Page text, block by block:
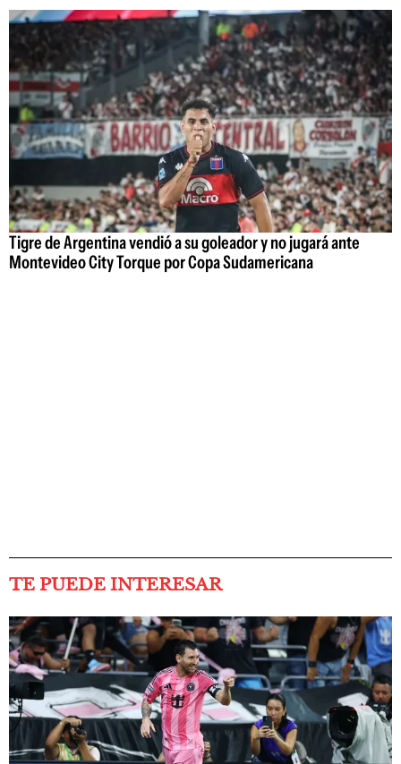
Tigre de Argentina vendió a su goleador y no jugará ante
Montevideo City Torque por Copa Sudamericana
TE PUEDE INTERESAR